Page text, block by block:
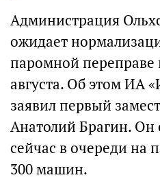
Администрация
ожидает
паромной переправе
августа. Об этом ИА
заявил первый
Анатолий Брагин. Он
сейчас в очереди на
300 машин.